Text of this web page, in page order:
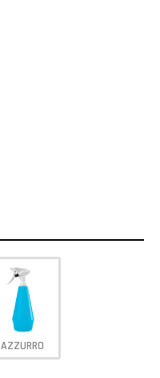
AZZURRO